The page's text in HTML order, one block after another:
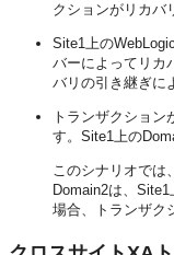
クションがリカバ
Site1上の
バーによってリカ
バリの引き継ぎに
トランザクショ
す。Site1上の
このシナリオでは
Domain2は、
場合、トランザク